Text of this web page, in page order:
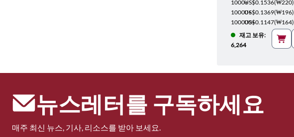
1000+US$0.1536(₩220)
10000+US$0.1369(₩196)
100000+US$0.1147(₩164)
재고 보유:
6,264
뉴스레터를 구독하세요
매주 최신 뉴스, 기사, 리소스를 받아 보세요.